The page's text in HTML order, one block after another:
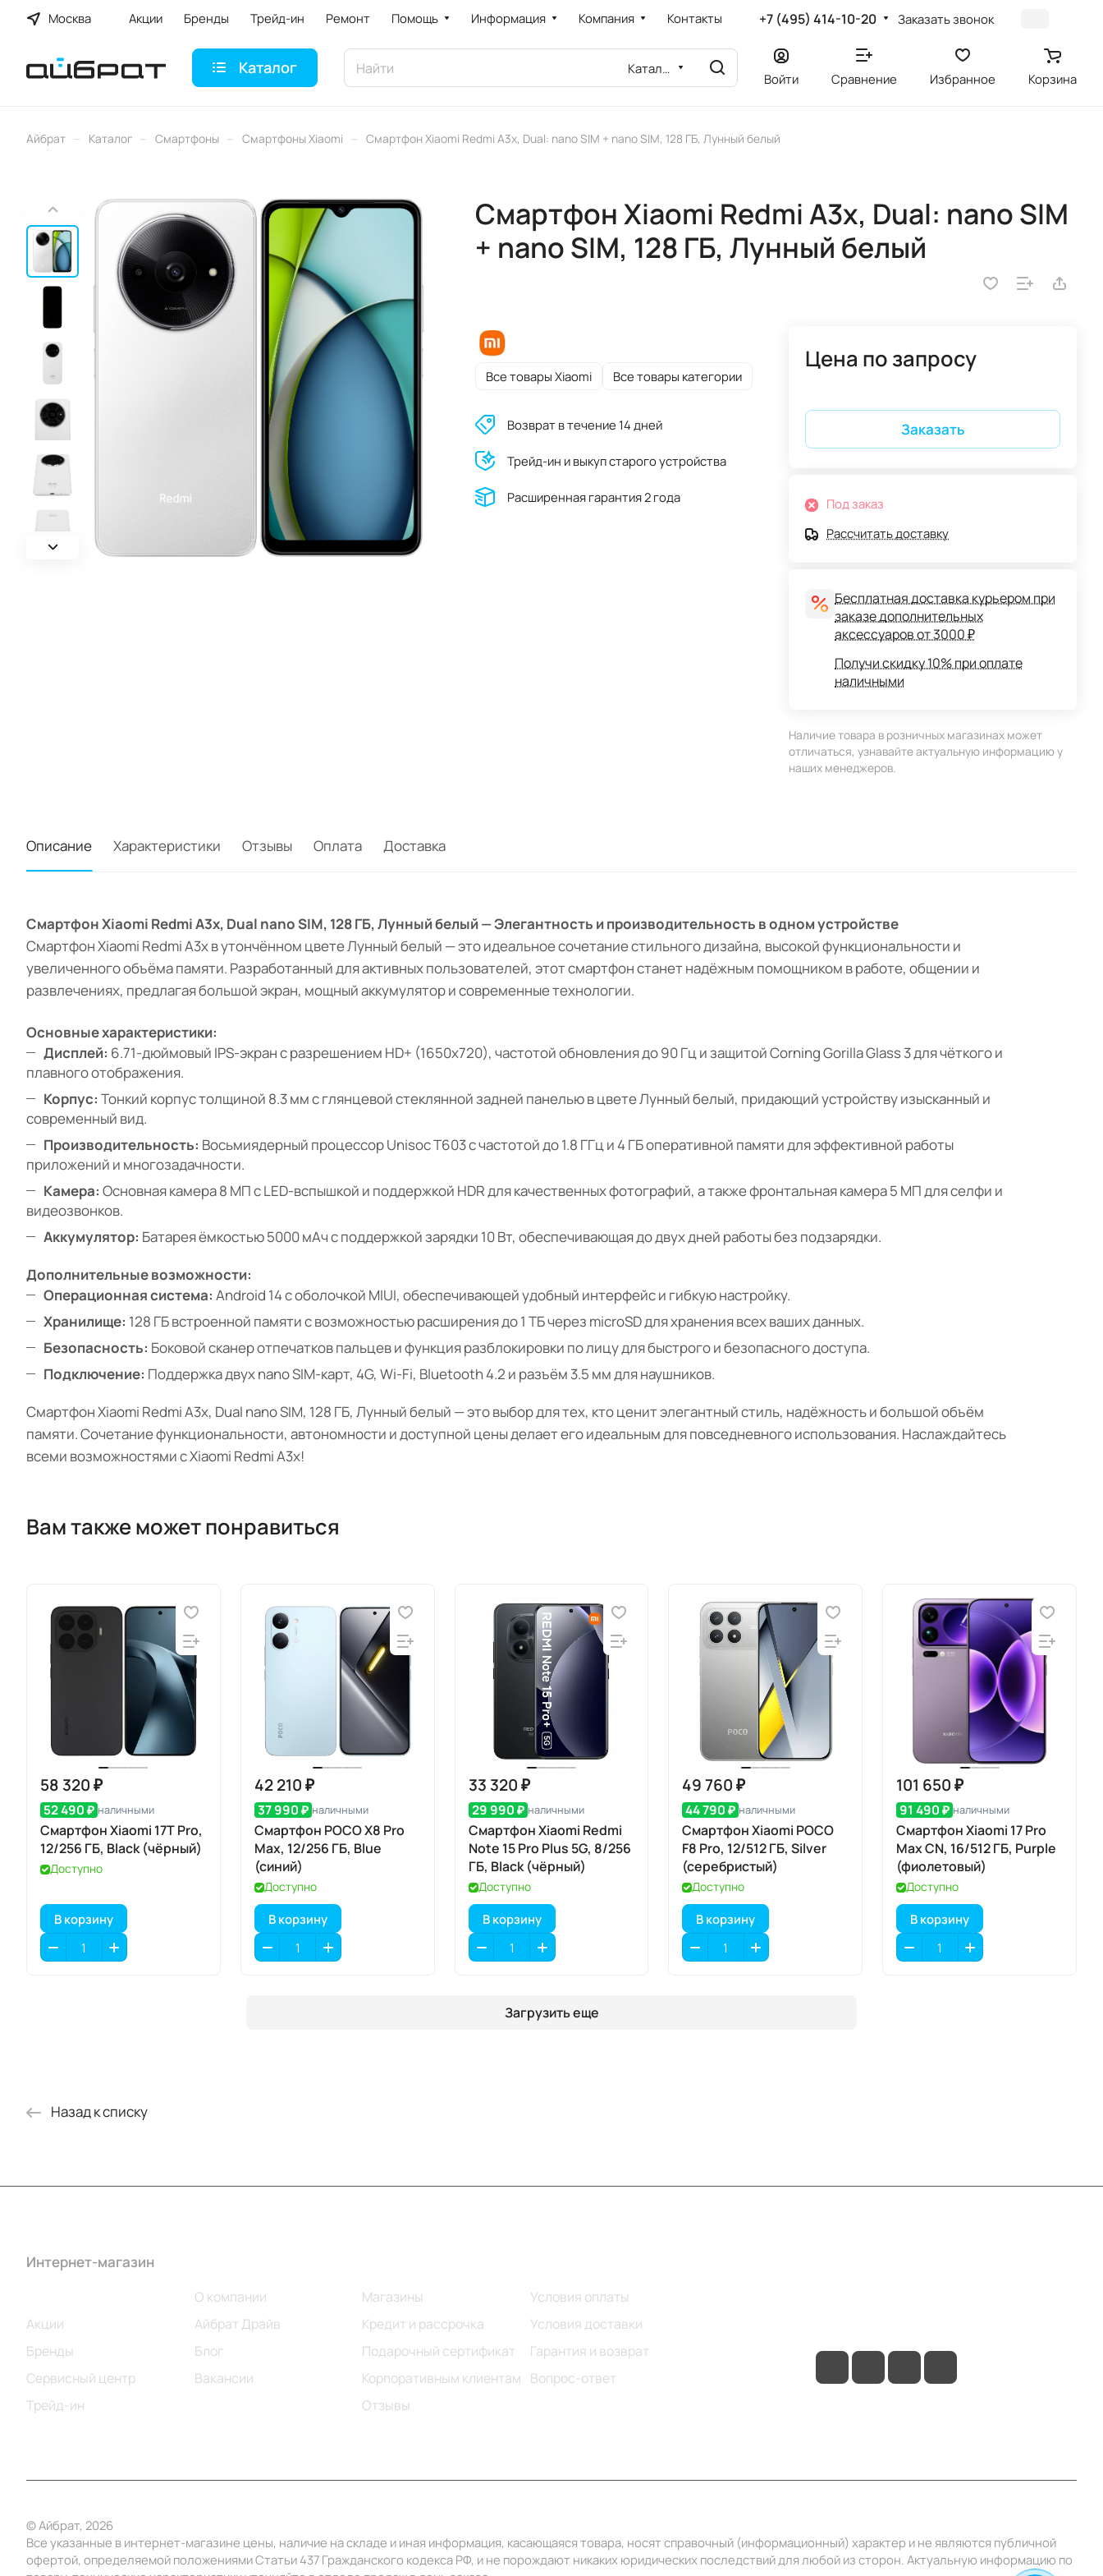
Москва Акции Бренды Трейд-ин Ремонт Помощь Информация Компания Контакты +7 (495) 414-10-20 Заказать звонок
Каталог Каталог
Войти Сравнение Избранное Корзина
Айбрат – Каталог – Смартфоны – Смартфоны Xiaomi – Смартфон Xiaomi Redmi A3x, Dual: nano SIM + nano SIM, 128 ГБ, Лунный белый
Смартфон Xiaomi Redmi A3x, Dual: nano SIM
+ nano SIM, 128 ГБ, Лунный белый
Все товары Xiaomi Все товары категории
Возврат в течение 14 дней
Трейд-ин и выкуп старого устройства
Расширенная гарантия 2 года
Цена по запросу
Заказать
Под заказ
Рассчитать доставку
Бесплатная доставка курьером при
заказе дополнительных
аксессуаров от 3000 ₽
Получи скидку 10% при оплате
наличными
Наличие товара в розничных магазинах может
отличаться, узнавайте актуальную информацию у
наших менеджеров.
Описание Характеристики Отзывы Оплата Доставка
Смартфон Xiaomi Redmi A3x, Dual nano SIM, 128 ГБ, Лунный белый — Элегантность и производительность в одном устройстве
Смартфон Xiaomi Redmi A3x в утончённом цвете Лунный белый — это идеальное сочетание стильного дизайна, высокой функциональности и
увеличенного объёма памяти. Разработанный для активных пользователей, этот смартфон станет надёжным помощником в работе, общении и
развлечениях, предлагая большой экран, мощный аккумулятор и современные технологии.
Основные характеристики:
Дисплей: 6.71-дюймовый IPS-экран с разрешением HD+ (1650x720), частотой обновления до 90 Гц и защитой Corning Gorilla Glass 3 для чёткого и
плавного отображения.
Корпус: Тонкий корпус толщиной 8.3 мм с глянцевой стеклянной задней панелью в цвете Лунный белый, придающий устройству изысканный и
современный вид.
Производительность: Восьмиядерный процессор Unisoc T603 с частотой до 1.8 ГГц и 4 ГБ оперативной памяти для эффективной работы
приложений и многозадачности.
Камера: Основная камера 8 МП с LED-вспышкой и поддержкой HDR для качественных фотографий, а также фронтальная камера 5 МП для селфи и
видеозвонков.
Аккумулятор: Батарея ёмкостью 5000 мАч с поддержкой зарядки 10 Вт, обеспечивающая до двух дней работы без подзарядки.
Дополнительные возможности:
Операционная система: Android 14 с оболочкой MIUI, обеспечивающей удобный интерфейс и гибкую настройку.
Хранилище: 128 ГБ встроенной памяти с возможностью расширения до 1 ТБ через microSD для хранения всех ваших данных.
Безопасность: Боковой сканер отпечатков пальцев и функция разблокировки по лицу для быстрого и безопасного доступа.
Подключение: Поддержка двух nano SIM-карт, 4G, Wi-Fi, Bluetooth 4.2 и разъём 3.5 мм для наушников.
Смартфон Xiaomi Redmi A3x, Dual nano SIM, 128 ГБ, Лунный белый — это выбор для тех, кто ценит элегантный стиль, надёжность и большой объём
памяти. Сочетание функциональности, автономности и доступной цены делает его идеальным для повседневного использования. Наслаждайтесь
всеми возможностями с Xiaomi Redmi A3x!
Вам также может понравиться
58 320 ₽
52 490 ₽ наличными
Смартфон Xiaomi 17T Pro,
12/256 ГБ, Black (чёрный)
Доступно
В корзину
42 210 ₽
37 990 ₽ наличными
Смартфон POCO X8 Pro
Max, 12/256 ГБ, Blue
(синий)
Доступно
В корзину
33 320 ₽
29 990 ₽ наличными
Смартфон Xiaomi Redmi
Note 15 Pro Plus 5G, 8/256
ГБ, Black (чёрный)
Доступно
В корзину
49 760 ₽
44 790 ₽ наличными
Смартфон Xiaomi POCO
F8 Pro, 12/512 ГБ, Silver
(серебристый)
Доступно
В корзину
101 650 ₽
91 490 ₽ наличными
Смартфон Xiaomi 17 Pro
Max CN, 16/512 ГБ, Purple
(фиолетовый)
Доступно
В корзину
Загрузить еще
Назад к списку
Интернет-магазин
Акции
Бренды
Сервисный центр
Трейд-ин
О компании
Айбрат Драйв
Блог
Вакансии
Магазины
Кредит и рассрочка
Подарочный сертификат
Корпоративным клиентам
Отзывы
Условия оплаты
Условия доставки
Гарантия и возврат
Вопрос-ответ
© Айбрат, 2026
Все указанные в интернет-магазине цены, наличие на складе и иная информация, касающаяся товара, носят справочный (информационный) характер и не являются публичной
офертой, определяемой положениями Статьи 437 Гражданского кодекса РФ, и не порождают никаких юридических последствий для любой из сторон. Актуальную информацию по